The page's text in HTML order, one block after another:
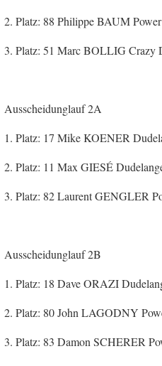
2. Platz: 88 Philippe BAUM
3. Platz: 51 Marc BOLLIG Crazy
Ausscheidunglauf 2A
1. Platz: 17 Mike KOENER
2. Platz: 11 Max GIESÉ
3. Platz: 82 Laurent GENGLER
Ausscheidunglauf 2B
1. Platz: 18 Dave ORAZI
2. Platz: 80 John LAGODNY
3. Platz: 83 Damon SCHERER